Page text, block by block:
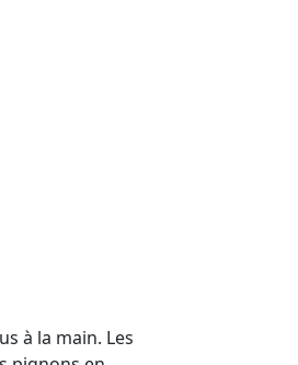
à la main. Les